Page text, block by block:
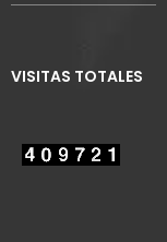
VISITAS TOTALES